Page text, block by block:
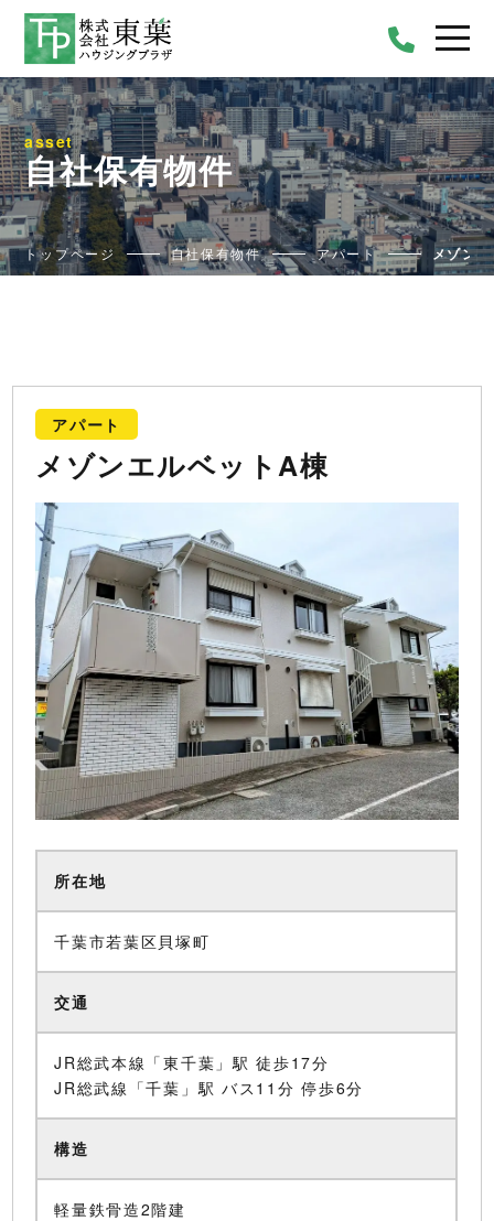
asset
自社保有物件
トップページ 自社保有物件 アパート メゾン
アパート
メゾンエルベットA棟
所在地
千葉市若葉区貝塚町
交通
JR総武本線「東千葉」駅 徒歩17分
JR総武線「千葉」駅 バス11分 停歩6分
構造
軽量鉄骨造2階建